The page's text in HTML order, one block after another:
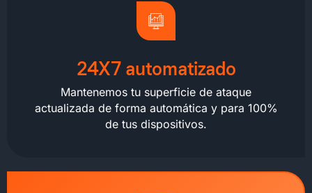
24X7 automatizado
Mantenemos tu superficie de ataque
actualizada de forma automática y para 100%
de tus dispositivos.